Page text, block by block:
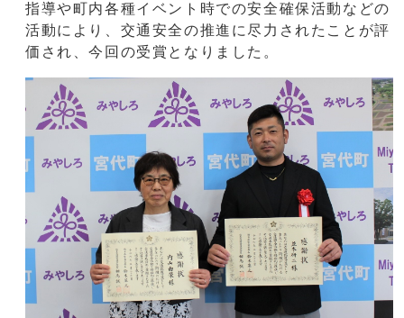
指導や町内各種イベント時での安全確保活動などの
活動により、交通安全の推進に尽力されたことが評
価され、今回の受賞となりました。